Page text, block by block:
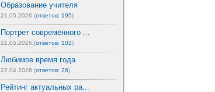
Образование учителя
21.05.2026 (ответов: 195)
Портрет современного ...
21.05.2026 (ответов: 102)
Любимое время года
22.04.2026 (ответов: 26)
Рейтинг актуальных ра...